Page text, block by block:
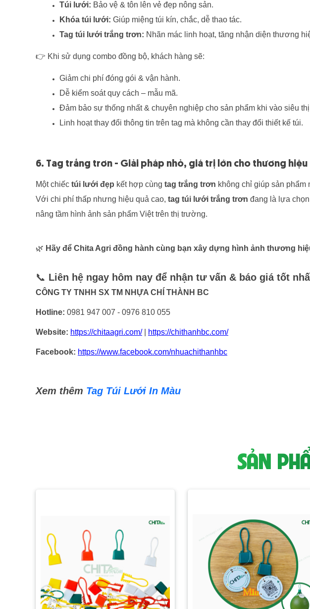
Túi lưới: Bảo vệ & tôn lên vẻ đẹp nông sản.
Khóa túi lưới: Giúp miệng túi kín, chắc, dễ thao tác.
Tag túi lưới trắng trơn: Nhãn mác linh hoạt, tăng nhận diện thương
👉 Khi sử dụng combo đồng bộ, khách hàng sẽ:
Giảm chi phí đóng gói & vận hành.
Dễ kiểm soát quy cách – mẫu mã.
Đảm bảo sự thống nhất & chuyên nghiệp cho sản phẩm khi vào siêu
Linh hoạt thay đổi thông tin trên tag mà không cần thay đổi thiết kế túi.
6. Tag trắng trơn - Giải pháp nhỏ, giá trị lớn cho thương hiệu
Một chiếc túi lưới đẹp kết hợp cùng tag trắng trơn không chỉ giúp sản
Với chi phí thấp nhưng hiệu quả cao, tag túi lưới trắng trơn đang là lựa
nâng tầm hình ảnh sản phẩm Việt trên thị trường.
🌿 Hãy để Chita Agri đồng hành cùng bạn xây dựng hình ảnh thương
📞 Liên hệ ngay hôm nay để nhận tư vấn & báo giá tốt
CÔNG TY TNHH SX TM NHỰA CHÍ THÀNH BC
Hotline: 0981 947 007 - 0976 810 055
Website: https://chitaagri.com/| https://chithanhbc.com/
Facebook: https://www.facebook.com/nhuachithanhbc
Xem thêm Tag Túi Lưới In Màu
SẢN